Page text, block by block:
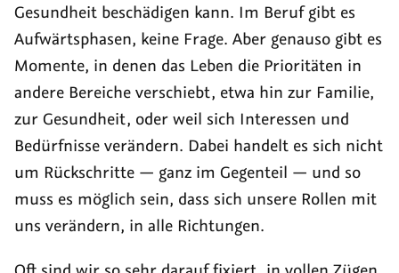
Gesundheit beschädigen kann. Im Beruf gibt es
Aufwärtsphasen, keine Frage. Aber genauso gibt es
Momente, in denen das Leben die Prioritäten in
andere Bereiche verschiebt, etwa hin zur Familie,
zur Gesundheit, oder weil sich Interessen und
Bedürfnisse verändern. Dabei handelt es sich nicht
um Rückschritte — ganz im Gegenteil — und so
muss es möglich sein, dass sich unsere Rollen mit
uns verändern, in alle Richtungen.